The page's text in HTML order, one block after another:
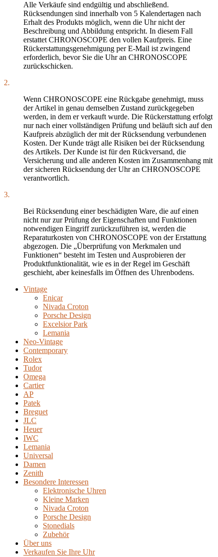
Alle Verkäufe sind endgültig und abschließend.
Rücksendungen sind innerhalb von 5 Kalendertagen nach
Erhalt des Produkts möglich, wenn die Uhr nicht der
Beschreibung und Abbildung entspricht. In diesem Fall
erstattet CHRONOSCOPE den vollen Kaufpreis. Eine
Rückerstattungsgenehmigung per E-Mail ist zwingend
erforderlich, bevor Sie die Uhr an CHRONOSCOPE
zurückschicken.
2.
Wenn CHRONOSCOPE eine Rückgabe genehmigt, muss
der Artikel in genau demselben Zustand zurückgegeben
werden, in dem er verkauft wurde. Die Rückerstattung erfolgt
nur nach einer vollständigen Prüfung und beläuft sich auf den
Kaufpreis abzüglich der mit der Rücksendung verbundenen
Kosten. Der Kunde trägt alle Risiken bei der Rücksendung
des Artikels. Der Kunde ist für den Rückversand, die
Versicherung und alle anderen Kosten im Zusammenhang mit
der sicheren Rücksendung der Uhr an CHRONOSCOPE
verantwortlich.
3.
Bei Rücksendung einer beschädigten Ware, die auf einen
nicht nur zur Prüfung der Eigenschaften und Funktionen
notwendigen Eingriff zurückzuführen ist, werden die
Reparaturkosten von CHRONOSCOPE von der Erstattung
abgezogen. Die „Überprüfung von Merkmalen und
Funktionen“ besteht im Testen und Ausprobieren der
Produktfunktionalität, wie es in der Regel im Geschäft
geschieht, aber keinesfalls im Öffnen des Uhrenbodens.
Vintage
Enicar
Nivada Croton
Porsche Design
Excelsior Park
Lemania
Neo-Vintage
Contemporary
Rolex
Tudor
Omega
Cartier
AP
Patek
Breguet
JLC
Heuer
IWC
Lemania
Universal
Damen
Zenith
Besondere Interessen
Elektronische Uhren
Kleine Marken
Nivada Croton
Porsche Design
Stonedials
Zubehör
Über uns
Verkaufen Sie Ihre Uhr